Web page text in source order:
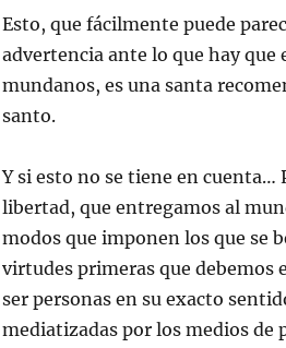
Esto, que fácilmente puede
advertencia ante lo que hay
mundanos, es una santa
santo.
Y si esto no se tiene en cuenta…
libertad, que entregamos al
modos que imponen los que se
virtudes primeras que debemos
ser personas en su exacto
mediatizadas por los medios de